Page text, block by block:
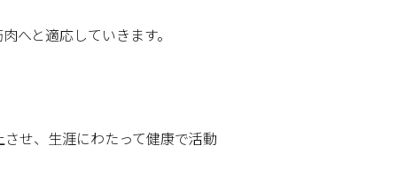
へと適応していきます。
せ、生涯にわたって健康で活動